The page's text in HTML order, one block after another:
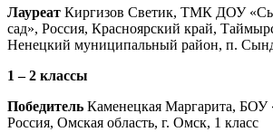
Лауреат Киргизов Светик, ТМК ДОУ
сад», Россия, Красноярский край,
Ненецкий муниципальный район, п.
1 – 2 классы
Победитель Каменецкая Маргарита,
Россия, Омская область, г. Омск, 1 класс